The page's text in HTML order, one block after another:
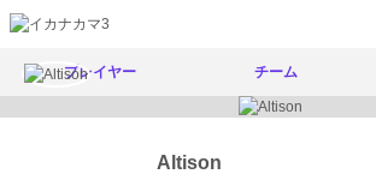
プレイヤー チーム
Altison